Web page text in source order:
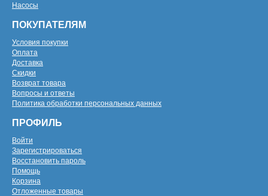
Насосы
ПОКУПАТЕЛЯМ
Условия покупки
Оплата
Доставка
Скидки
Возврат товара
Вопросы и ответы
Политика обработки персональных данных
ПРОФИЛЬ
Войти
Зарегистрироваться
Восстановить пароль
Помощь
Корзина
Отложенные товары